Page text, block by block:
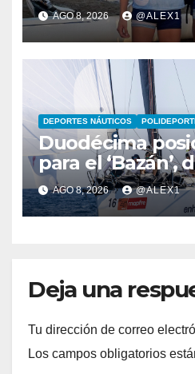
La Línea,
España de
AGO 8, 2026 @ALEX1
DEPORTES NÁUTICOS
Duodécima
para el ‘Bazán’,
Marítimo
44ª Copa del
AGO 8, 2026 @ALEX1
Deja una
Tu dirección de correo
Los campos obligatorios